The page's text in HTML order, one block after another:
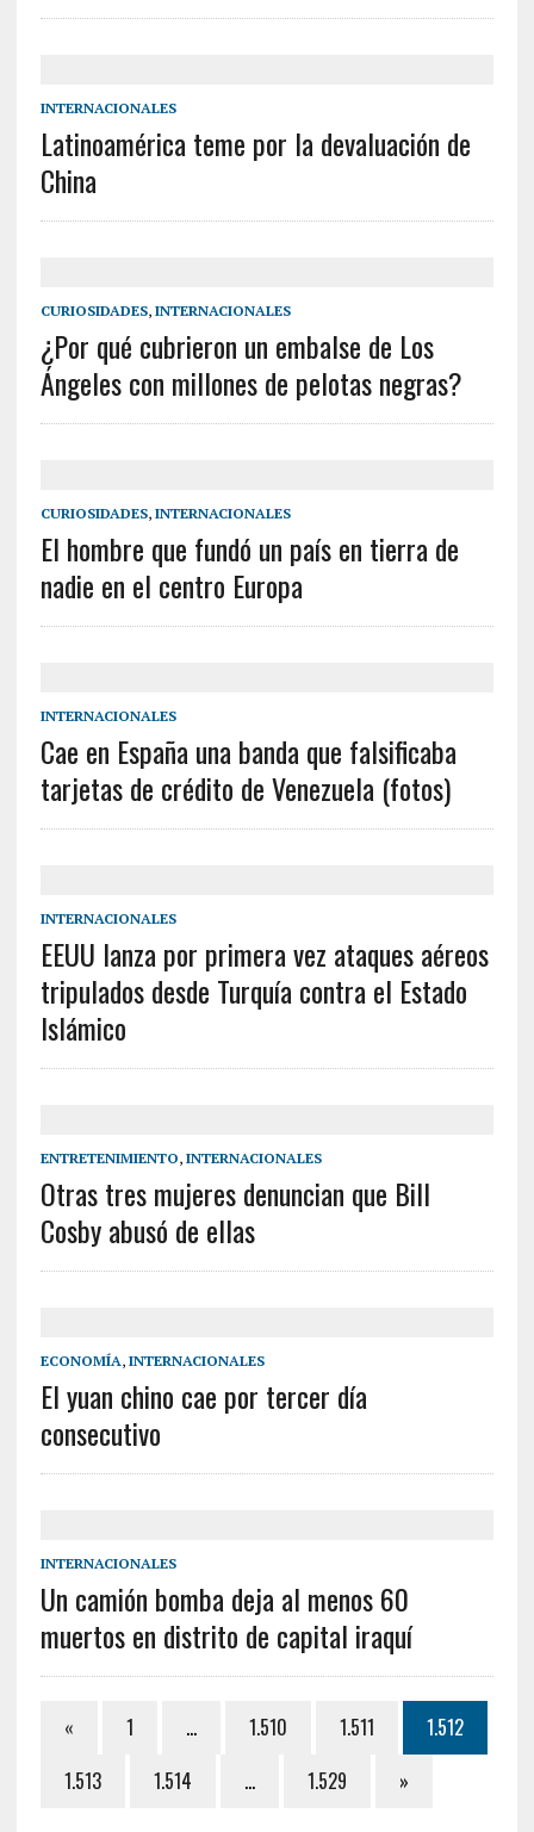
INTERNACIONALES
Latinoamérica teme por la devaluación de
China
CURIOSIDADES, INTERNACIONALES
¿Por qué cubrieron un embalse de Los
Ángeles con millones de pelotas negras?
CURIOSIDADES, INTERNACIONALES
El hombre que fundó un país en tierra de
nadie en el centro Europa
INTERNACIONALES
Cae en España una banda que falsificaba
tarjetas de crédito de Venezuela (fotos)
INTERNACIONALES
EEUU lanza por primera vez ataques aéreos
tripulados desde Turquía contra el Estado
Islámico
ENTRETENIMIENTO, INTERNACIONALES
Otras tres mujeres denuncian que Bill
Cosby abusó de ellas
ECONOMÍA, INTERNACIONALES
El yuan chino cae por tercer día
consecutivo
INTERNACIONALES
Un camión bomba deja al menos 60
muertos en distrito de capital iraquí
« 1 … 1.510 1.511
1.512
1.513
1.514 … 1.529 »